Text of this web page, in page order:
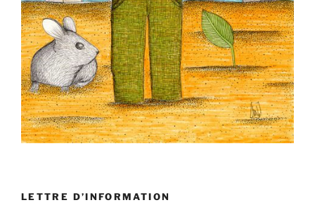
LETTRE D’INFORMATION